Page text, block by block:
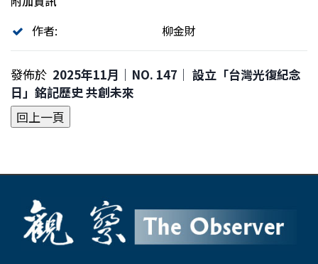
作者:
柳金財
發佈於 2025年11月｜NO. 147│ 設立「台灣光復紀念
日」銘記歷史 共創未來